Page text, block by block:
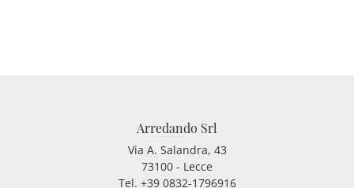
Arredando Srl
Via A. Salandra, 43
73100 - Lecce
Tel. +39 0832-1796916